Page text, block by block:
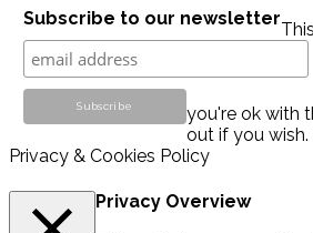
Subscribe to our newsletter
you're ok with
out if you wish.
Privacy & Cookies Policy
Privacy Overview